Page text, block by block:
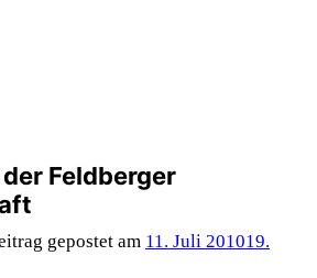
Feldberger
gepostet am 11. Juli 201019.